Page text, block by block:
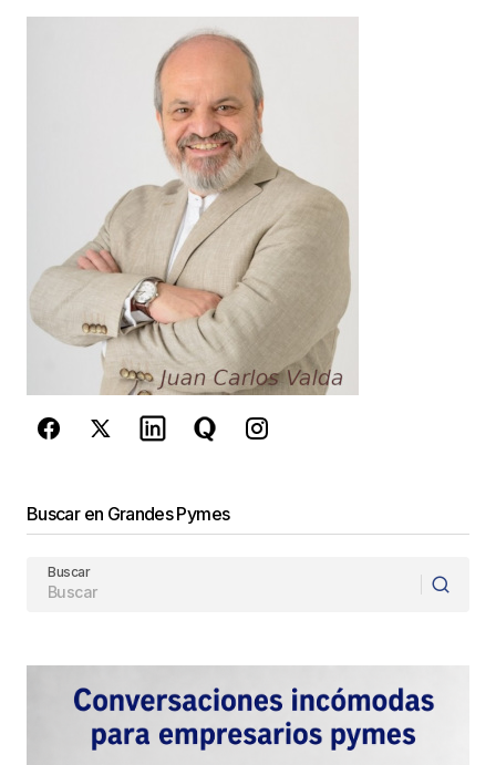
*
Guarda mi nombre, correo electrónico y web en
este navegador para la próxima vez que
comente.
Este sitio esta protegido por
reCAPTCHA y laPolítica de
privacidady losTérminos del servicio
de Googlese aplican.
Enviar Comentario
Buscar en Grandes Pymes
Buscar